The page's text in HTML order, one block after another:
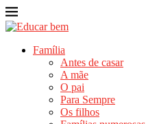
Família
Antes de casar
A mãe
O pai
Para Sempre
Os filhos